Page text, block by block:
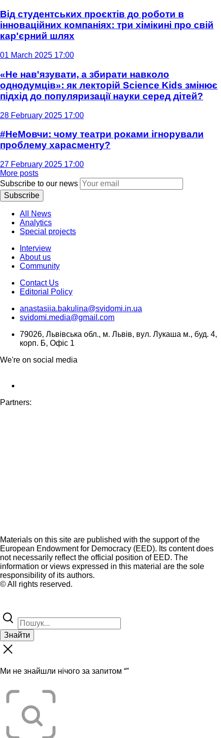
Від студентських проєктів до роботи в
інноваційних компаніях: три хімікині про свій
кар'єрний шлях
01 March 2025 17:00
«Не нав'язувати, а збирати навколо
однодумців»: як лекторій Science Kids змінює
підхід до популяризації науки серед дітей?
28 February 2025 17:00
#НеМовчи: чому театри роками ігнорували
проблему харасменту?
27 February 2025 17:00
More posts
Subscribe to our news
Subscribe
All News
Analytics
Special projects
Interview
About us
Community
Contact Us
Editorial Policy
anastasiia.bakulina@svidomi.in.ua
svidomi.media@gmail.com
79026, Львівська обл., м. Львів, вул. Лукаша м., буд. 4,
корп. Б, Офіс 1
We're on social media
Partners:
Materials on this site are published with the support of the
European Endowment for Democracy (EED). Its content does
not necessarily reflect the official position of EED. The
information or views expressed in this material are the sole
responsibility of its authors.
© All rights reserved.
Знайти
Ми не знайшли нічого за запитом “”